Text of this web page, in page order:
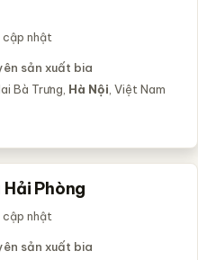
cập nhật
sản xuất bia
Bà Trưng, Hà Nội , Việt Nam
Phòng
cập nhật
sản xuất bia